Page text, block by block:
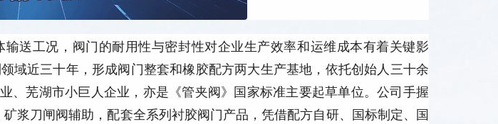
送工况，阀门的耐用性与密封性对企业生产效率和运维成本有着关键影
域近三十年，形成阀门整套和橡胶配方两大生产基地，依托创始人三十余
芜湖市小巨人企业，亦是《管夹阀》国家标准主要起草单位。公司手握
浆刀闸阀辅助，配套全系列衬胶阀门产品，凭借配方自研、国标制定、国